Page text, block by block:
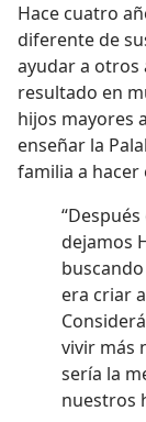
Hace cuatro
diferente de
ayudar a otros
resultado en
hijos mayores
enseñar la
familia a hacer
dejamos
era criar
vivir más
sería la
nuestros